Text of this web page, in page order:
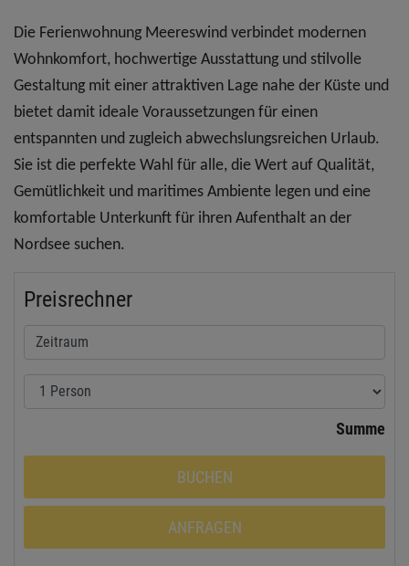
Die Ferienwohnung Meereswind verbindet modernen
Wohnkomfort, hochwertige Ausstattung und stilvolle
Gestaltung mit einer attraktiven Lage nahe der Küste und
bietet damit ideale Voraussetzungen für einen
entspannten und zugleich abwechslungsreichen Urlaub.
Sie ist die perfekte Wahl für alle, die Wert auf Qualität,
Gemütlichkeit und maritimes Ambiente legen und eine
komfortable Unterkunft für ihren Aufenthalt an der
Nordsee suchen.
Preisrechner
Summe
BUCHEN
ANFRAGEN